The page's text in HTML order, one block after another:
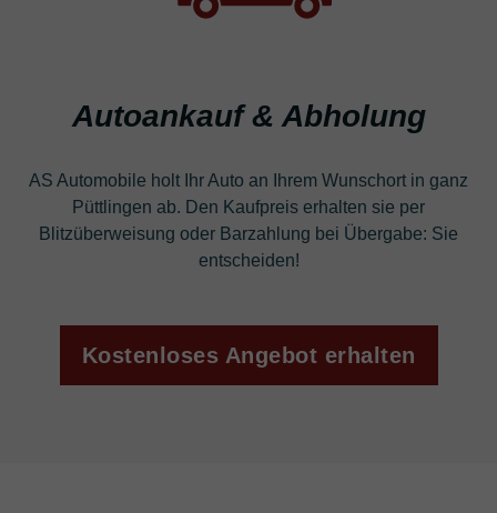
Autoankauf & Abholung
AS Automobile holt Ihr Auto an Ihrem Wunschort in ganz
Püttlingen ab. Den Kaufpreis erhalten sie per
Blitzüberweisung oder Barzahlung bei Übergabe: Sie
entscheiden!
Kostenloses Angebot erhalten